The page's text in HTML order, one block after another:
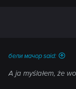
бели мачор said:
A ja myślałem, że